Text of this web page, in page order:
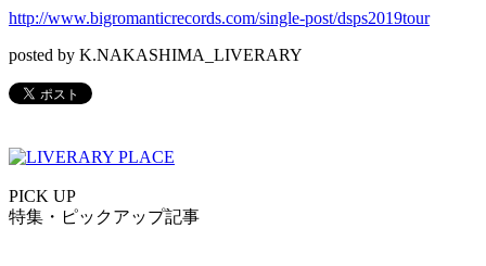
http://www.bigromanticrecords.com/single-post/dsps2019tour
posted by K.NAKASHIMA_LIVERARY
PICK UP
特集・ピックアップ記事